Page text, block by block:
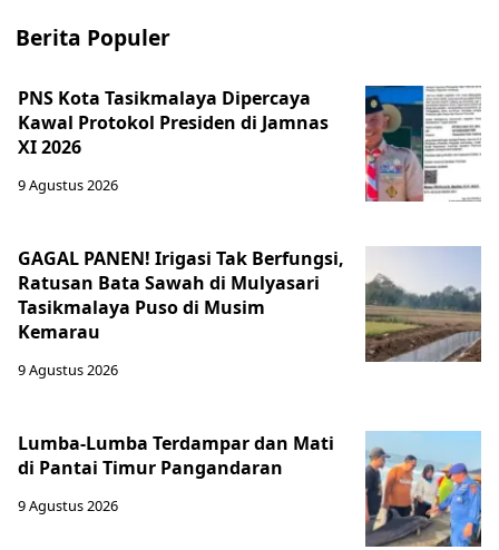
Berita Populer
PNS Kota Tasikmalaya Dipercaya
Kawal Protokol Presiden di Jamnas
XI 2026
9 Agustus 2026
GAGAL PANEN! Irigasi Tak Berfungsi,
Ratusan Bata Sawah di Mulyasari
Tasikmalaya Puso di Musim
Kemarau
9 Agustus 2026
Lumba-Lumba Terdampar dan Mati
di Pantai Timur Pangandaran
9 Agustus 2026